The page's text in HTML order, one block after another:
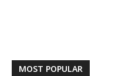
MOST POPULAR